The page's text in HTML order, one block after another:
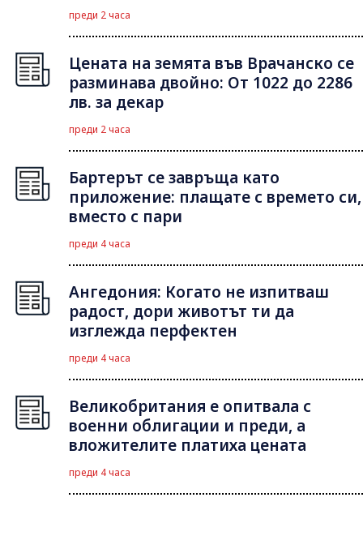
преди 2 часа
Цената на земята във Врачанско се
разминава двойно: От 1022 до 2286
лв. за декар
преди 2 часа
Бартерът се завръща като
приложение: плащате с времето си,
вместо с пари
преди 4 часа
Ангедония: Когато не изпитваш
радост, дори животът ти да
изглежда перфектен
преди 4 часа
Великобритания е опитвала с
военни облигации и преди, а
вложителите платиха цената
преди 4 часа